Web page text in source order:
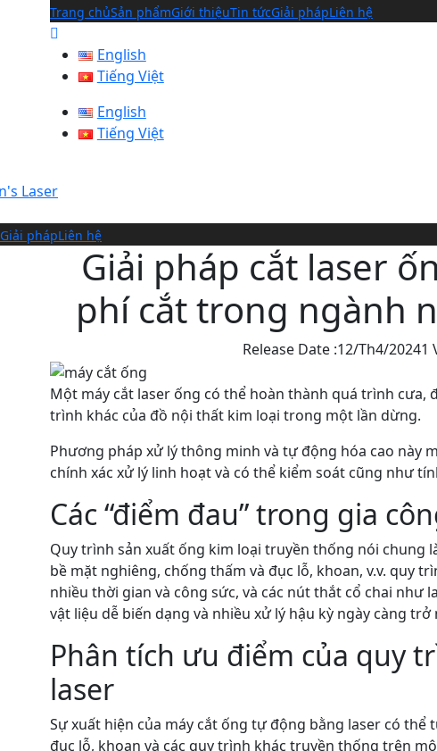
Trang chủSản phẩmGiới thiệuTin tứcGiải phápLiên hệ
English
Tiếng Việt
English
Tiếng Việt
Giải phápLiên hệ
Giải pháp cắt laser
phí cắt trong ngành
Release Date :12/Th4/20241
Một máy cắt laser ống có thể hoàn thành quá trình cưa,
trình khác của đồ nội thất kim loại trong một lần dừng.
Phương pháp xử lý thông minh và tự động hóa cao này
chính xác xử lý linh hoạt và có thể kiểm soát cũng như
Các “điểm đau” trong gia
Quy trình sản xuất ống kim loại truyền thống nói chung
bề mặt nghiêng, chống thấm và đục lỗ, khoan, v.v. quy
nhiều thời gian và công sức, và các nút thắt cổ chai như
vật liệu dễ biến dạng và nhiều xử lý hậu kỳ ngày càng trở
Phân tích ưu điểm của quy
laser
Sự xuất hiện của máy cắt ống tự động bằng laser có
đục lỗ, khoan và các quy trình khác truyền thống trên